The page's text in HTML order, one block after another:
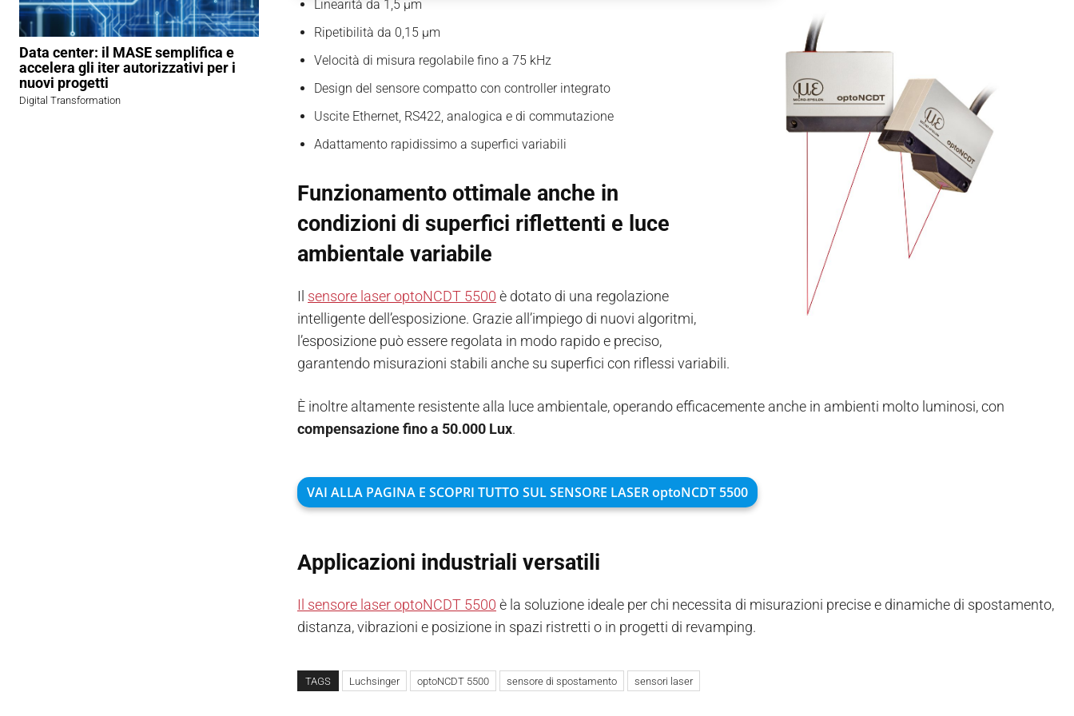
Data center: il MASE semplifica e
accelera gli iter autorizzativi per i
nuovi progetti
Digital Transformation
Linearità da 1,5 μm
Ripetibilità da 0,15 µm
Velocità di misura regolabile fino a 75 kHz
Design del sensore compatto con controller integrato
Uscite Ethernet, RS422, analogica e di commutazione
Adattamento rapidissimo a superfici variabili
Funzionamento ottimale anche in
condizioni di superfici riflettenti e luce
ambientale variabile
Il sensore laser optoNCDT 5500 è dotato di una regolazione
intelligente dell’esposizione. Grazie all’impiego di nuovi algoritmi,
l’esposizione può essere regolata in modo rapido e preciso,
garantendo misurazioni stabili anche su superfici con riflessi variabili.
È inoltre altamente resistente alla luce ambientale, operando efficacemente anche in ambienti molto luminosi, con
compensazione fino a 50.000 Lux.
VAI ALLA PAGINA E SCOPRI TUTTO SUL SENSORE LASER optoNCDT 5500
Applicazioni industriali versatili
Il sensore laser optoNCDT 5500 è la soluzione ideale per chi necessita di misurazioni precise e dinamiche di spostamento,
distanza, vibrazioni e posizione in spazi ristretti o in progetti di revamping.
TAGS Luchsinger optoNCDT 5500 sensore di spostamento sensori laser